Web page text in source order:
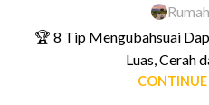
🏆 8 Tip Mengubahsuai
Luas, Cerah
CONTINUE